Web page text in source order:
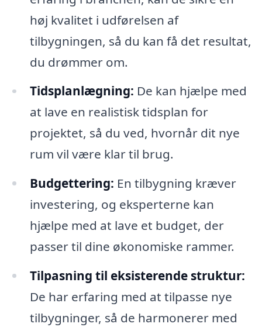
høj kvalitet i udførelsen af
tilbygningen, så du kan få det resultat,
du drømmer om.
Tidsplanlægning: De kan hjælpe med
at lave en realistisk tidsplan for
projektet, så du ved, hvornår dit nye
rum vil være klar til brug.
Budgettering: En tilbygning kræver
investering, og eksperterne kan
hjælpe med at lave et budget, der
passer til dine økonomiske rammer.
Tilpasning til eksisterende struktur:
De har erfaring med at tilpasse nye
tilbygninger, så de harmonerer med